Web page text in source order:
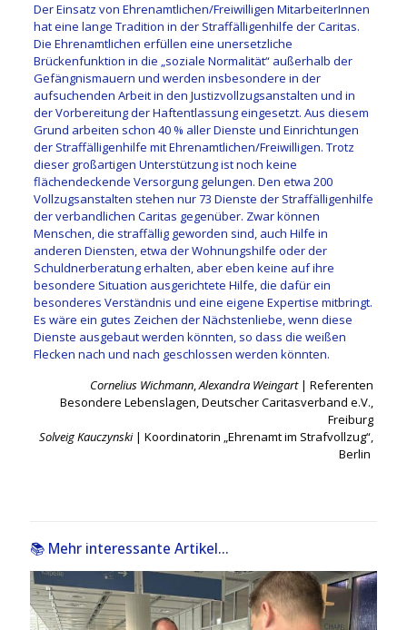
Der Einsatz von Ehrenamtlichen/Freiwilligen MitarbeiterInnen
hat eine lange Tradition in der Straffälligenhilfe der Caritas.
Die Ehrenamtlichen erfüllen eine unersetzliche
Brückenfunktion in die „soziale Normalität“ außerhalb der
Gefängnismauern und werden insbesondere in der
aufsuchenden Arbeit in den Justizvollzugsanstalten und in
der Vorbereitung der Haftentlassung eingesetzt. Aus diesem
Grund arbeiten schon 40 % aller Dienste und Einrichtungen
der Straffälligenhilfe mit Ehrenamtlichen/Freiwilligen. Trotz
dieser großartigen Unterstützung ist noch keine
flächendeckende Versorgung gelungen. Den etwa 200
Vollzugsanstalten stehen nur 73 Dienste der Straffälligenhilfe
der verbandlichen Caritas gegenüber. Zwar können
Menschen, die straffällig geworden sind, auch Hilfe in
anderen Diensten, etwa der Wohnungshilfe oder der
Schuldnerberatung erhalten, aber eben keine auf ihre
besondere Situation ausgerichtete Hilfe, die dafür ein
besonderes Verständnis und eine eigene Expertise mitbringt.
Es wäre ein gutes Zeichen der Nächstenliebe, wenn diese
Dienste ausgebaut werden könnten, so dass die weißen
Flecken nach und nach geschlossen werden könnten.
Cornelius Wichmann,Alexandra Weingart | Referenten
Besondere Lebenslagen, Deutscher Caritasverband e.V.,
Freiburg
Solveig Kauczynski | Koordinatorin „Ehrenamt im Strafvollzug“,
Berlin
📚 Mehr interessante Artikel...